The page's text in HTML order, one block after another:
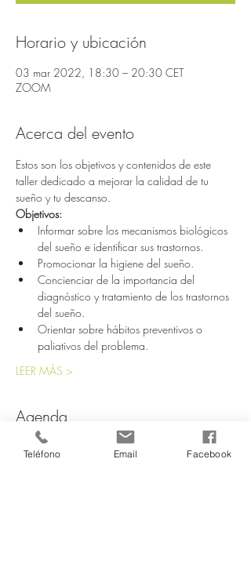
Horario y ubicación
03 mar 2022, 18:30 – 20:30 CET
ZOOM
Acerca del evento
Estos son los objetivos y contenidos de este
taller dedicado a mejorar la calidad de tu
sueño y tu descanso.
Objetivos:
Informar sobre los mecanismos biológicos
del sueño e identificar sus trastornos.
Promocionar la higiene del sueño.
Concienciar de la importancia del
diagnóstico y tratamiento de los trastornos
del sueño.
Orientar sobre hábitos preventivos o
paliativos del problema.
LEER MÁS >
Agenda
18:30 - 20:30
2 horas
Teléfono Email Facebook